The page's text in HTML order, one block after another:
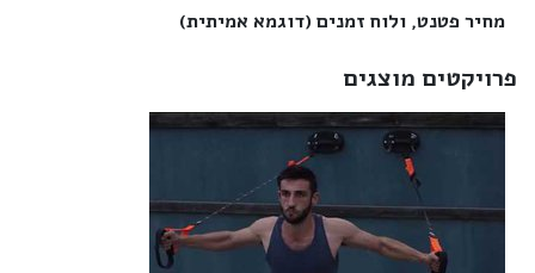
מחיר פטנט, ולוח זמנים (דוגמא אמיתית)‎
פרויקטים מוצגים